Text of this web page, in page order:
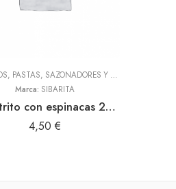
,TODOS
ADEREZOS, PASTAS, SAZONADORES Y CONDIMENTOS
Marca: SIBARITA
Culantrito con espinacas 250gr Doy Pack (Sibarita)
4,50 €